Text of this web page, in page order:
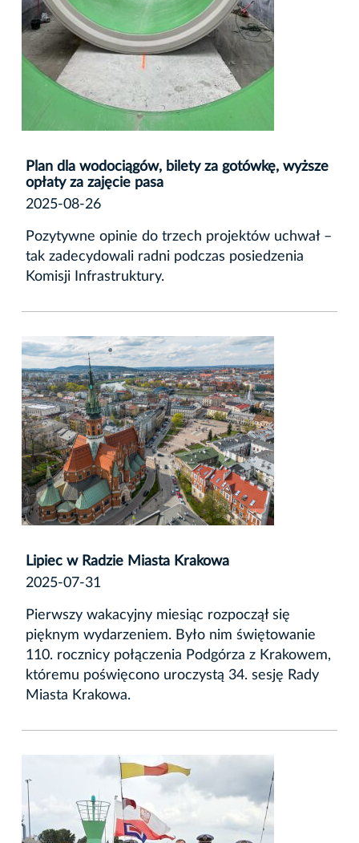
Plan dla wodociągów, bilety za gotówkę, wyższe
opłaty za zajęcie pasa
2025-08-26
Pozytywne opinie do trzech projektów uchwał –
tak zadecydowali radni podczas posiedzenia
Komisji Infrastruktury.
Lipiec w Radzie Miasta Krakowa
2025-07-31
Pierwszy wakacyjny miesiąc rozpoczął się
pięknym wydarzeniem. Było nim świętowanie
110. rocznicy połączenia Podgórza z Krakowem,
któremu poświęcono uroczystą 34. sesję Rady
Miasta Krakowa.